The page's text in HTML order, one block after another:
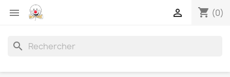
 shopping_cart (0)

search